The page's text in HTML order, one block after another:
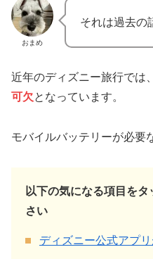
おまめ
それは過去の
近年のディズニー旅行では、
可欠となっています。
モバイルバッテリーが必要
以下の気になる項目を
さい
ディズニー公式アプ